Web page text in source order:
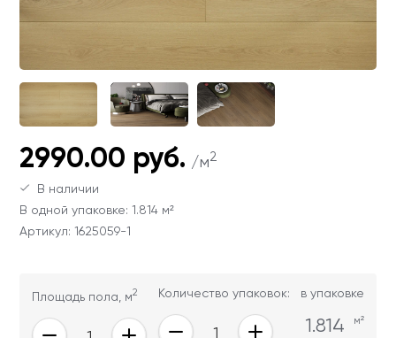
ОТПРАВИТЬ
лицам
лицам
лицам
2990.00 руб. /м2
В наличии
В одной упаковке: 1.814 м²
Артикул: 1625059-1
Площадь пола, м2 Количество упаковок: в упаковке
1.814 м²